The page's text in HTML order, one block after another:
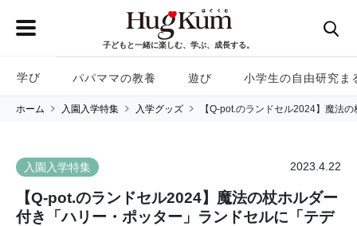
子どもと一緒に楽しむ、学ぶ、成長する。
学び パパママの教養 遊び 小学生の自由研究ま
ホーム 入園入学特集 入学グッズ 【Q-pot.のランドセル2024】魔法
入園入学特集 2023.4.22
【Q-pot.のランドセル2024】魔法の杖ホルダー
付き「ハリー・ポッター」ランドセルに「テデ